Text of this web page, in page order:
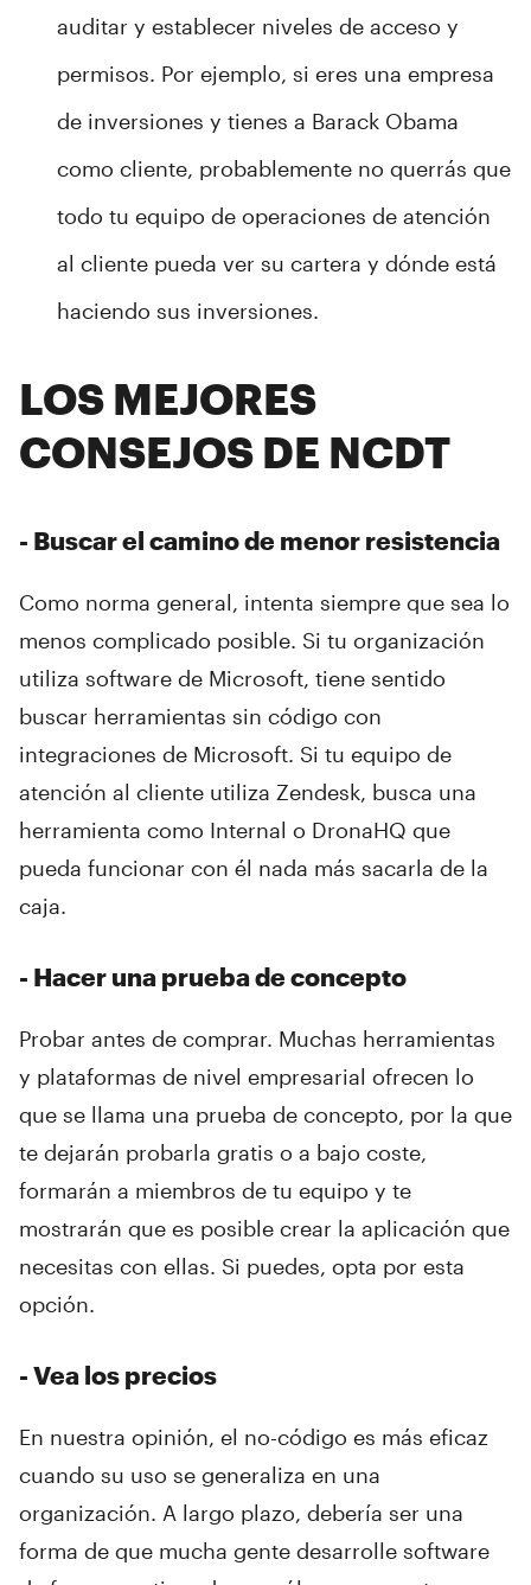
auditar y establecer niveles de acceso y
permisos. Por ejemplo, si eres una empresa
de inversiones y tienes a Barack Obama
como cliente, probablemente no querrás que
todo tu equipo de operaciones de atención
al cliente pueda ver su cartera y dónde está
haciendo sus inversiones.
LOS MEJORES
CONSEJOS DE NCDT
- Buscar el camino de menor resistencia
Como norma general, intenta siempre que sea lo
menos complicado posible. Si tu organización
utiliza software de Microsoft, tiene sentido
buscar herramientas sin código con
integraciones de Microsoft. Si tu equipo de
atención al cliente utiliza Zendesk, busca una
herramienta como Internal o DronaHQ que
pueda funcionar con él nada más sacarla de la
caja.
- Hacer una prueba de concepto
Probar antes de comprar. Muchas herramientas
y plataformas de nivel empresarial ofrecen lo
que se llama una prueba de concepto, por la que
te dejarán probarla gratis o a bajo coste,
formarán a miembros de tu equipo y te
mostrarán que es posible crear la aplicación que
necesitas con ellas. Si puedes, opta por esta
opción.
- Vea los precios
En nuestra opinión, el no-código es más eficaz
cuando su uso se generaliza en una
organización. A largo plazo, debería ser una
forma de que mucha gente desarrolle software